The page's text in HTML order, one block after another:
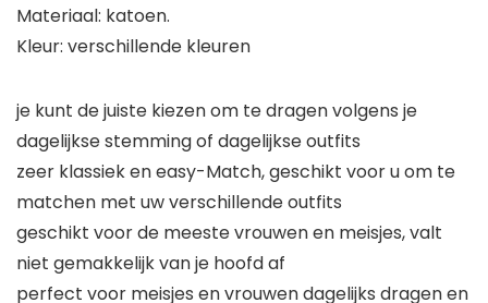
Materiaal: katoen.
Kleur: verschillende kleuren
je kunt de juiste kiezen om te dragen volgens je
dagelijkse stemming of dagelijkse outfits
zeer klassiek en easy-Match, geschikt voor u om te
matchen met uw verschillende outfits
geschikt voor de meeste vrouwen en meisjes, valt
niet gemakkelijk van je hoofd af
perfect voor meisjes en vrouwen dagelijks dragen en